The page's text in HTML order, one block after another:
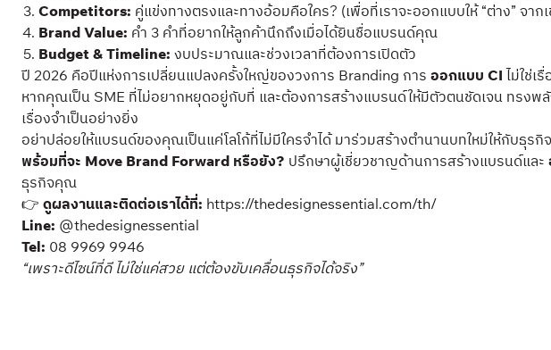
Competitors: คู่แข่งทางตรงและทางอ้อมคือใคร? (เพื่อที่เราจะออกแบบให้ “ต่าง” จากเ
Brand Value: คำ 3 คำที่อยากให้ลูกค้านึกถึงเมื่อได้ยินชื่อแบรนด์คุณ
Budget & Timeline: งบประมาณและช่วงเวลาที่ต้องการเปิดตัว
ปี 2026 คือปีแห่งการเปลี่ยนแปลงครั้งใหญ่ของวงการ Branding การ ออกแบบ CI ไม่ใช่
หากคุณเป็น SME ที่ไม่อยากหยุดอยู่กับที่ และต้องการสร้างแบรนด์ให้มีตัวตนชัดเจน ทรง
เรื่องจำเป็นอย่างยิ่ง
อย่าปล่อยให้แบรนด์ของคุณเป็นแค่โลโก้ที่ไม่มีใครจำได้ มาร่วมสร้างตำนานบทใหม่ให้กับธุร
พร้อมที่จะ Move Brand Forward หรือยัง? ปรึกษาผู้เชี่ยวชาญด้านการสร้างแบรนด์และ
ธุรกิจคุณ
👉 ดูผลงานและติดต่อเราได้ที่: https://thedesignessential.com/th/
Line: @thedesignessential
Tel: 08 9969 9946
“เพราะดีไซน์ที่ดี ไม่ใช่แค่สวย แต่ต้องขับเคลื่อนธุรกิจได้จริง”